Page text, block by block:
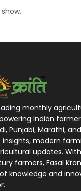
monthly
Indian
Punjabi, Marathi,
insights, modern
updates.
farmers, Fasal
knowledge and